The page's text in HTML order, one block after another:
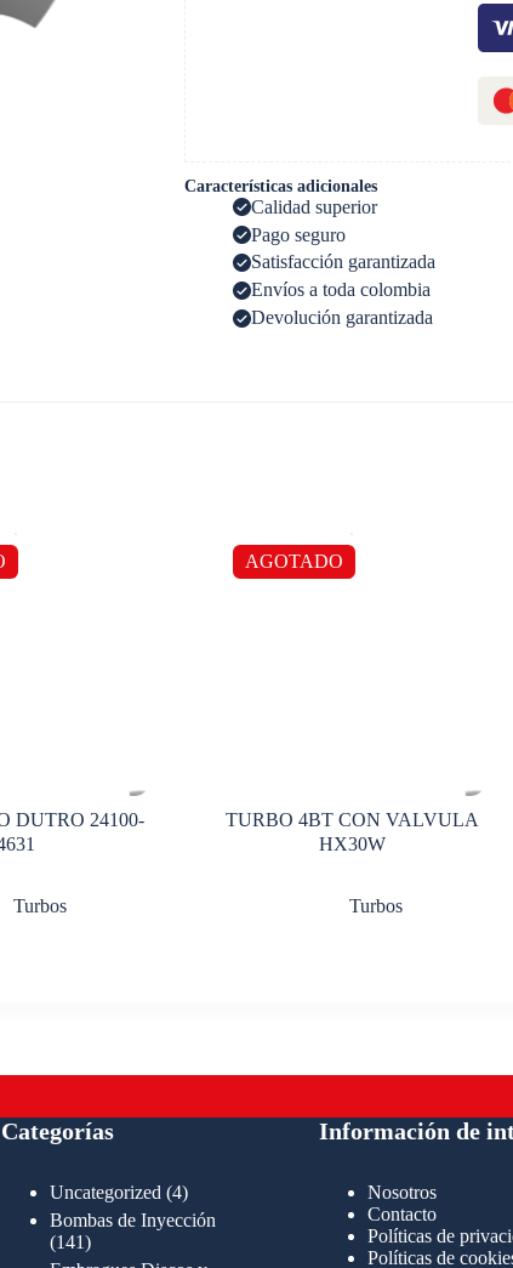
Características adicionales
Calidad superior
Pago seguro
Satisfacción garantizada
Envíos a toda colombia
Devolución garantizada
DUTRO 24100-
Turbos
AGOTADO
TURBO 4BT CON VALVULA
HX30W
Turbos
Categorías
Uncategorized 44
productos
Bombas de Inyección
141141
productos
Información de
Nosotros
Contacto
Políticas de
Políticas de